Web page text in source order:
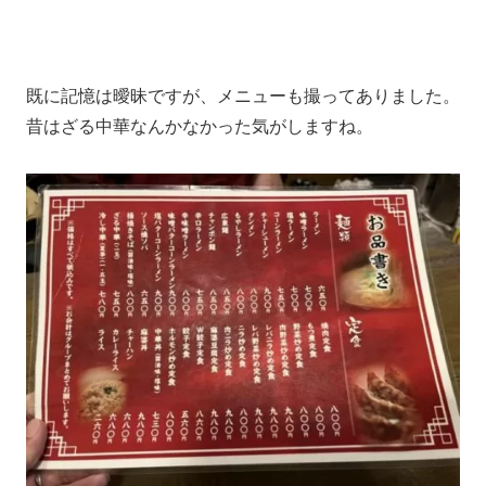
既に記憶は曖昧ですが、メニューも撮ってありました。
昔はざる中華なんかなかった気がしますね。